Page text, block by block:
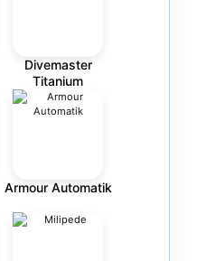
Divemaster
Titanium
Armour Automatik